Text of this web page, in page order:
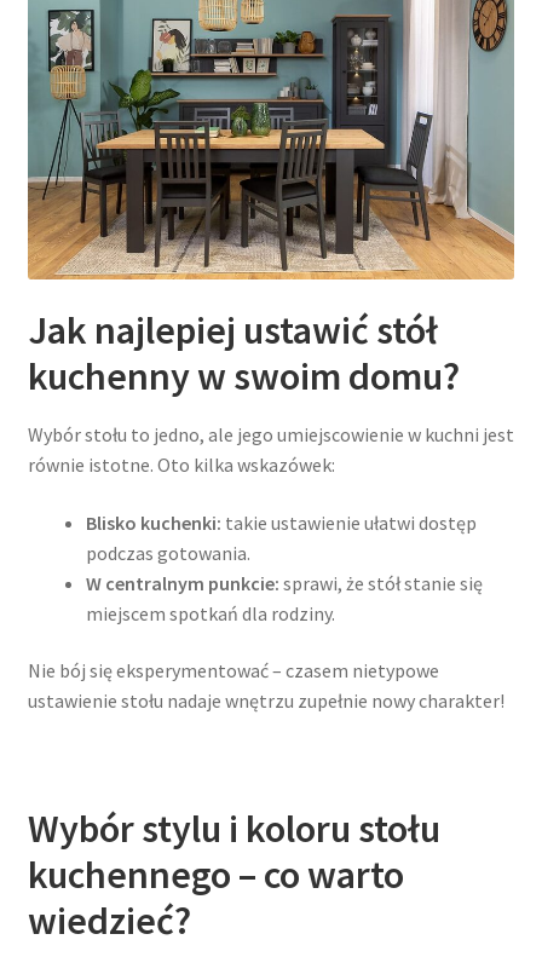
Jak najlepiej ustawić stół
kuchenny w swoim domu?
Wybór stołu to jedno, ale jego umiejscowienie w kuchni jest
równie istotne. Oto kilka wskazówek:
Blisko kuchenki: takie ustawienie ułatwi dostęp
podczas gotowania.
W centralnym punkcie: sprawi, że stół stanie się
miejscem spotkań dla rodziny.
Nie bój się eksperymentować – czasem nietypowe
ustawienie stołu nadaje wnętrzu zupełnie nowy charakter!
Wybór stylu i koloru stołu
kuchennego – co warto
wiedzieć?